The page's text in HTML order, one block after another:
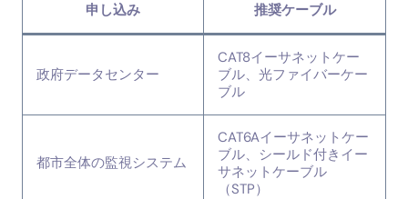
申し込み 推奨ケーブル
政府データセンター
CAT8イーサネットケー
ブル、光ファイバーケー
ブル
都市全体の監視システム
CAT6Aイーサネットケー
ブル、シールド付きイー
サネットケーブル
（STP）